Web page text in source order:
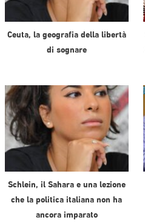
Ceuta, la geografia della libertà
di sognare
Schlein, il Sahara e una lezione
che la politica italiana non ha
ancora imparato